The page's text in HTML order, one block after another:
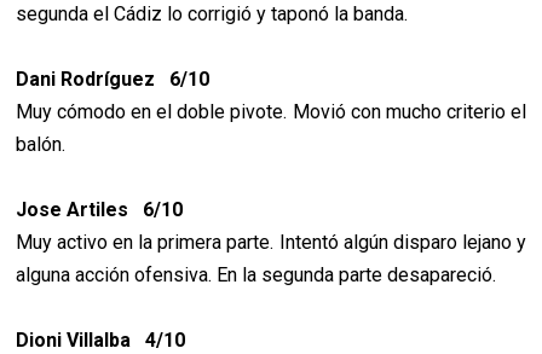
segunda el Cádiz lo corrigió y taponó la banda.
Dani Rodríguez 6/10
Muy cómodo en el doble pivote. Movió con mucho criterio el
balón.
Jose Artiles 6/10
Muy activo en la primera parte. Intentó algún disparo lejano y
alguna acción ofensiva. En la segunda parte desapareció.
Dioni Villalba 4/10